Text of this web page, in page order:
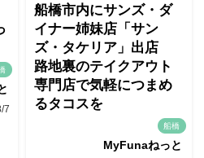
7
船橋市内にサンズ・ダ
イナー姉妹店「サン
ズ・タケリア」出店
路地裏のテイクアウト
専門店で気軽につまめ
るタコスを
船橋
MyFunaねっと